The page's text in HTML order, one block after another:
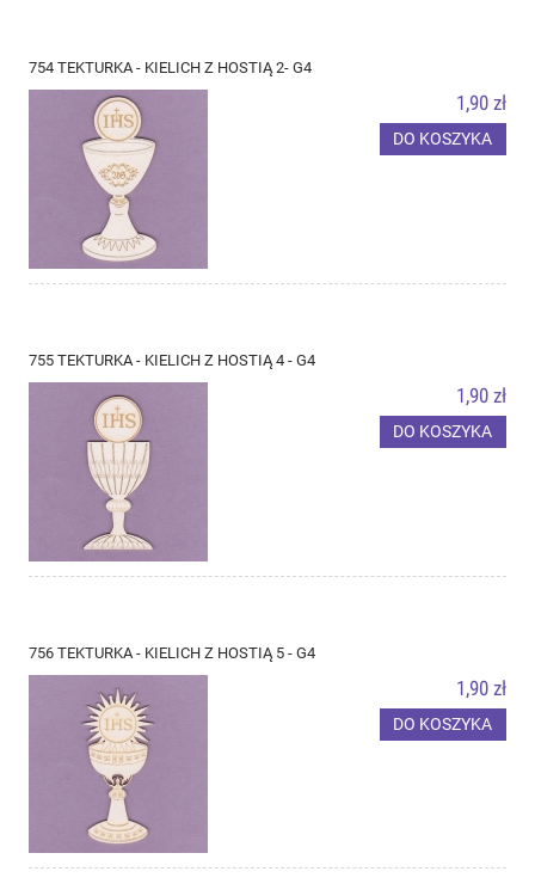
754 TEKTURKA - KIELICH Z HOSTIĄ 2- G4
1,90 zł
DO KOSZYKA
755 TEKTURKA - KIELICH Z HOSTIĄ 4 - G4
1,90 zł
DO KOSZYKA
756 TEKTURKA - KIELICH Z HOSTIĄ 5 - G4
1,90 zł
DO KOSZYKA